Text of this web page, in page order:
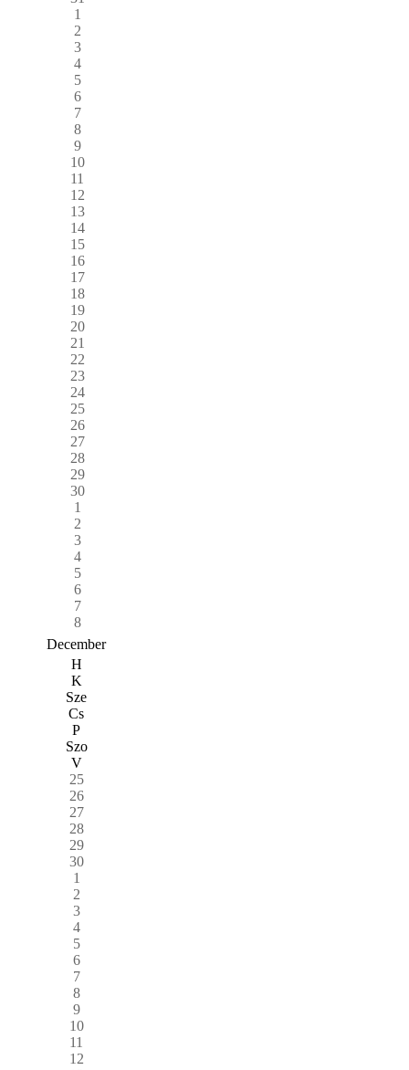
1
2
3
4
5
6
7
8
9
10
11
12
13
14
15
16
17
18
19
20
21
22
23
24
25
26
27
28
29
30
1
2
3
4
5
6
7
8
December
H
K
Sze
Cs
P
Szo
V
25
26
27
28
29
30
1
2
3
4
5
6
7
8
9
10
11
12